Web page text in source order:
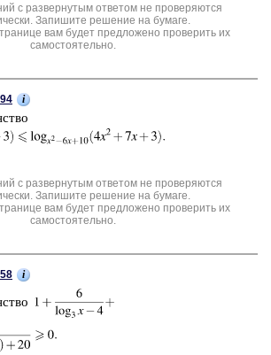
с развернутым ответом не проверяются
Запишите решение на бумаге.
вам будет предложено проверить их
самостоятельно.
i
с развернутым ответом не проверяются
Запишите решение на бумаге.
вам будет предложено проверить их
самостоятельно.
i